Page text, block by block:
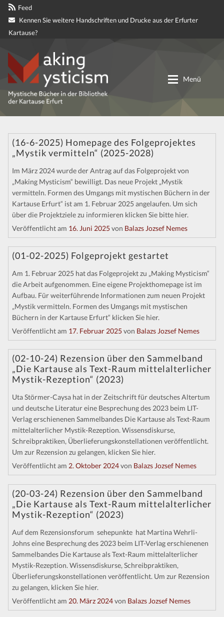
Feed
Kennen Sie weitere Handschriften und Drucke aus der Erfurter
Kartause?
Zur
Navigation
springen
Zum
Inhalt
springen
Menü
Partnerprojekte
Mitteilungen
Kontakt
(16-6-2025) Homepage des Folgeprojektes
„Mystik vermitteln“ (2025-2028)
Im März 2024 wurde der Antrag auf das Folgeprojekt von
„Making Mysticism“ bewilligt. Das neue Projekt „Mystik
vermitteln. Formen des Umgangs mit mystischen Büchern in der
Kartause Erfurt“ ist am 1. Februar 2025 angelaufen. Um sich
über die Projektziele zu informieren klicken Sie bitte hier.
Veröffentlicht am 16. Juni 2025von Balazs Jozsef Nemes
(01-02-2025) Folgeprojekt gestartet
Am 1. Februar 2025 hat das Folgeprojekt zu „Making Mysticism“
die Arbeit aufgenommen. Eine eigene Projekthomepage ist im
Aufbau. Für weiterführende Informationen zum neuen Projekt
„Mystik vermitteln. Formen des Umgangs mit mystischen
Büchern in der Kartause Erfurt“ klicken Sie hier.
Veröffentlicht am 17. Februar 2025von Balazs Jozsef Nemes
(02-10-24) Rezension über den Sammelband
„Die Kartause als Text-Raum mittelalterlicher
Mystik-Rezeption“ (2023)
Uta Störmer-Caysa hat in der Zeitschrift für deutsches Altertum
und deutsche Literatur eine Besprechung des 2023 beim LIT-
Verlag erschienenen Sammelbandes Die Kartause als Text-Raum
mittelalterlicher Mystik-Rezeption. Wissensdiskurse,
Schreibpraktiken, Überlieferungskonstellationen veröffentlicht.
Um zur Rezension zu gelangen, klicken Sie hier.
Veröffentlicht am 2. Oktober 2024von Balazs Jozsef Nemes
(20-03-24) Rezension über den Sammelband
„Die Kartause als Text-Raum mittelalterlicher
Mystik-Rezeption“ (2023)
Auf dem Rezensionsforum sehepunkte hat Martina Wehrli-
Johns eine Besprechung des 2023 beim LIT-Verlag erschienenen
Sammelbandes Die Kartause als Text-Raum mittelalterlicher
Mystik-Rezeption. Wissensdiskurse, Schreibpraktiken,
Überlieferungskonstellationen veröffentlicht. Um zur Rezension
zu gelangen, klicken Sie hier.
Veröffentlicht am 20. März 2024von Balazs Jozsef Nemes